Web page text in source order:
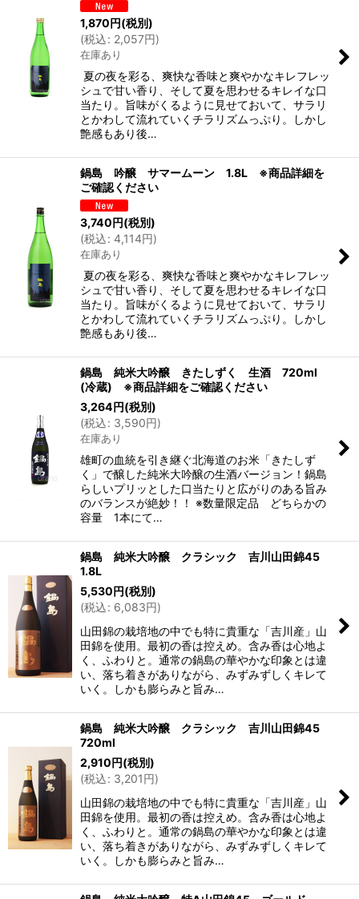
1,870円(税別)
(税込: 2,057円)
在庫あり
夏の夜を彩る、爽快な香味と爽やかなキレフレッ
シュで甘い香り、そして夏を思わせるキレイな口
当たり。旨味がくるように見せておいて、サラリ
とかわして流れていくチラリズムっぷり。しかし
艶感もあり後…
鍋島 吟醸 サマームーン 1.8L ※商品詳細を
ご確認ください
3,740円(税別)
(税込: 4,114円)
在庫あり
夏の夜を彩る、爽快な香味と爽やかなキレフレッ
シュで甘い香り、そして夏を思わせるキレイな口
当たり。旨味がくるように見せておいて、サラリ
とかわして流れていくチラリズムっぷり。しかし
艶感もあり後…
鍋島 純米大吟醸 きたしずく 生酒 720ml
(冷蔵) ※商品詳細をご確認ください
3,264円(税別)
(税込: 3,590円)
在庫あり
雄町の血統を引き継ぐ北海道のお米「きたしず
く」で醸した純米大吟醸の生酒バージョン！鍋島
らしいプリッとした口当たりと広がりのある旨み
のバランスが絶妙！！ ※数量限定品 どちらかの
容量 1本にて…
鍋島 純米大吟醸 クラシック 吉川山田錦45
1.8L
5,530円(税別)
(税込: 6,083円)
山田錦の栽培地の中でも特に貴重な「吉川産」山
田錦を使用。最初の香は控えめ。含み香は心地よ
く、ふわりと。通常の鍋島の華やかな印象とは違
い、落ち着きがありながら、みずみずしくキレて
いく。しかも膨らみと旨み…
鍋島 純米大吟醸 クラシック 吉川山田錦45
720ml
2,910円(税別)
(税込: 3,201円)
山田錦の栽培地の中でも特に貴重な「吉川産」山
田錦を使用。最初の香は控えめ。含み香は心地よ
く、ふわりと。通常の鍋島の華やかな印象とは違
い、落ち着きがありながら、みずみずしくキレて
いく。しかも膨らみと旨み…